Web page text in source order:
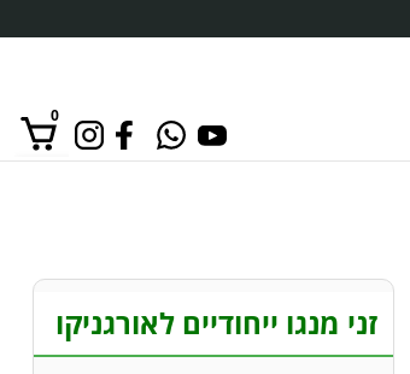
0
זני מנגו ייחודיים לאורגניקו